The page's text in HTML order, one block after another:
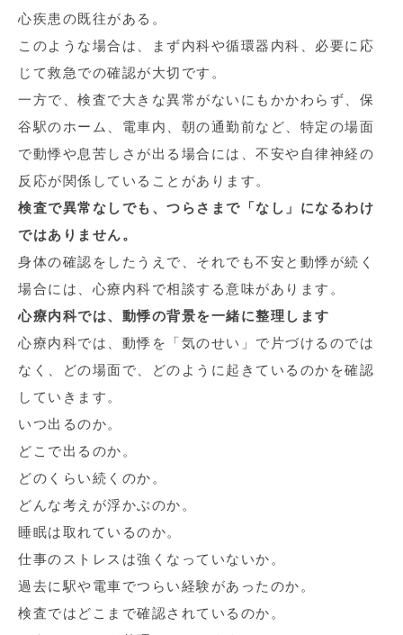
心疾患の既往がある。
このような場合は、まず内科や循環器内科、必要に応
じて救急での確認が大切です。
一方で、検査で大きな異常がないにもかかわらず、保
谷駅のホーム、電車内、朝の通勤前など、特定の場面
で動悸や息苦しさが出る場合には、不安や自律神経の
反応が関係していることがあります。
検査で異常なしでも、つらさまで「なし」になるわけ
ではありません。
身体の確認をしたうえで、それでも不安と動悸が続く
場合には、心療内科で相談する意味があります。
心療内科では、動悸の背景を一緒に整理します
心療内科では、動悸を「気のせい」で片づけるのでは
なく、どの場面で、どのように起きているのかを確認
していきます。
いつ出るのか。
どこで出るのか。
どのくらい続くのか。
どんな考えが浮かぶのか。
睡眠は取れているのか。
仕事のストレスは強くなっていないか。
過去に駅や電車でつらい経験があったのか。
検査ではどこまで確認されているのか。